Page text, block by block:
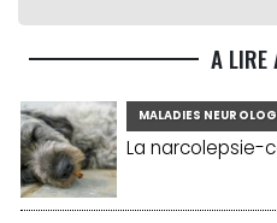
A LIRE
MALADIES
La narcolepsie-